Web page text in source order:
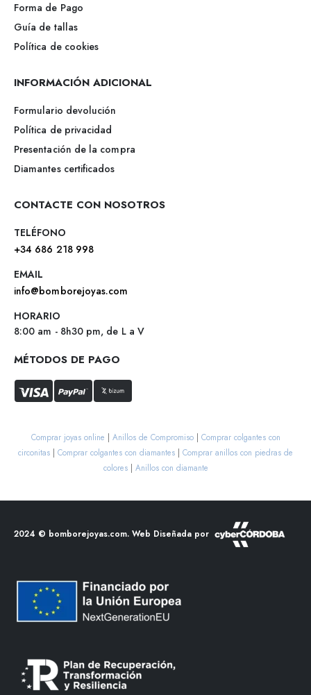
Forma de Pago
Guía de tallas
Política de cookies
INFORMACIÓN ADICIONAL
Formulario devolución
Política de privacidad
Presentación de la compra
Diamantes certificados
CONTACTE CON NOSOTROS
TELÉFONO
+34 686 218 998
EMAIL
info@bomborejoyas.com
HORARIO
8:00 am - 8h30 pm, de L a V
MÉTODOS DE PAGO
Comprar joyas online | Anillos de Compromiso| Comprar colgantes con
circonitas | Comprar colgantes con diamantes | Comprar anillos con piedras de
colores| Anillos con diamante
2024 © bomborejoyas.com. Web Diseñada por